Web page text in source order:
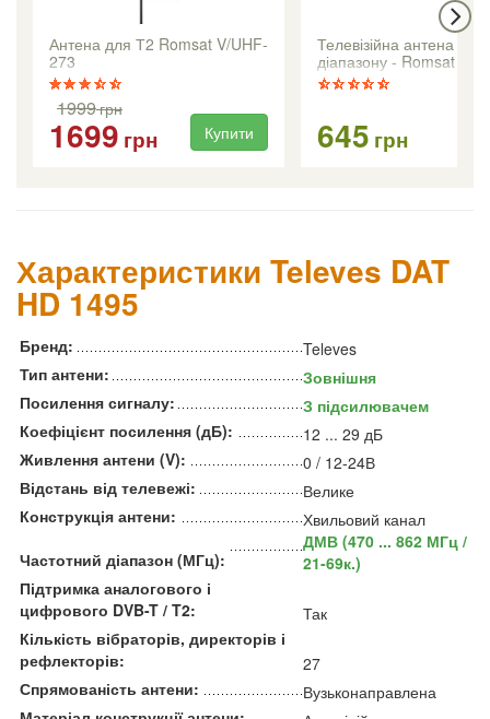
Антена для Т2 Romsat V/UHF-
273
1999грн
1699 грн Купити
Телевізійна антена МВ2
діапазону - Romsat
645 грн
Характеристики Televes DAT
HD 1495
Бренд:
Televes
Тип антени:
Зовнішня
Посилення сигналу:
З підсилювачем
Коефіцієнт посилення (дБ):
12 ... 29 дБ
Живлення антени (V):
0 / 12-24В
Відстань від телевежі:
Велике
Конструкція антени:
Хвильовий канал
Частотний діапазон (МГц):
ДМВ (470 ... 862 МГц /
21-69к.)
Підтримка аналогового і
цифрового DVB-T / T2:
Так
Кількість вібраторів, директорів і
рефлекторів:
27
Спрямованість антени:
Вузьконаправлена